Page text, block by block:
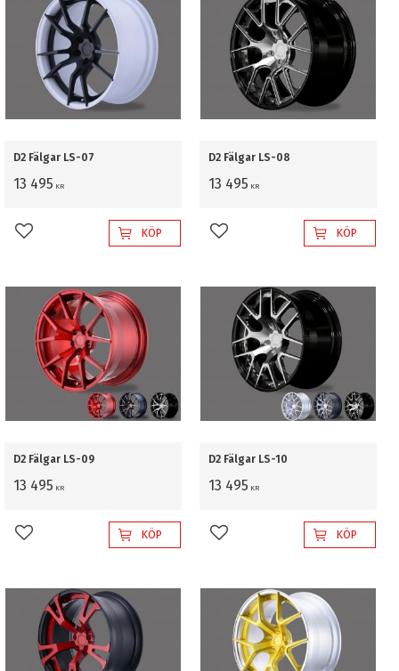
D2 Fälgar LS-07
13 495 KR
Lägg till i favoriterKÖP
D2 Fälgar LS-08
13 495 KR
Lägg till i favoriterKÖP
D2 Fälgar LS-09
13 495 KR
Lägg till i favoriterKÖP
D2 Fälgar LS-10
13 495 KR
Lägg till i favoriterKÖP